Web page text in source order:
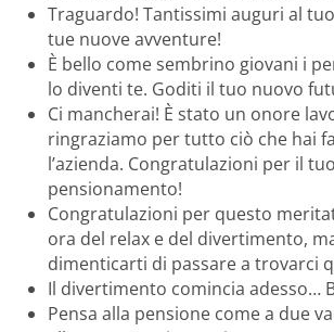
Traguardo! Tantissimi auguri al
tue nuove avventure!
È bello come sembrino giovani i
lo diventi te. Goditi il tuo nuovo
Ci mancherai! È stato un onore
ringraziamo per tutto ciò che hai
l’azienda. Congratulazioni per il tuo
pensionamento!
Congratulazioni per questo
ora del relax e del divertimento,
dimenticarti di passare a trovarci
Il divertimento comincia adesso…
Pensa alla pensione come a due